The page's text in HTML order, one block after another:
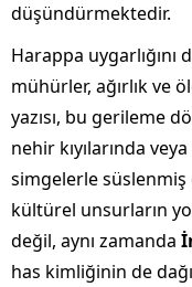
düşündürmektedir.
Harappa
mühürler, ağırlık ve
yazısı, bu gerileme
nehir kıyılarında
simgelerle süslenmiş
kültürel unsurların
değil, aynı zamanda
has kimliğinin de